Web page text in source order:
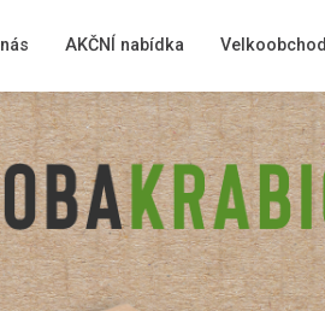
AKČNÍ nabídka Velkoobchod